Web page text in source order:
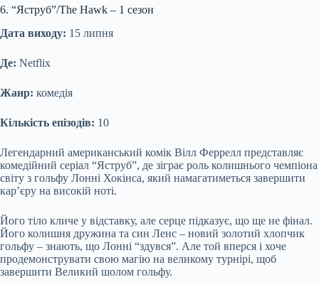
6. “Яструб”/The Hawk – 1 сезон
Дата виходу: 15 липня
Де: Netflix
Жанр: комедія
Кількість епізодів: 10
Легендарний американський комік Вілл Феррелл представляє
комедійний серіал “Яструб”, де зіграє роль колишнього чемпіона
світу з гольфу Лонні Хокінса, який намагатиметься завершити
кар’єру на високій ноті.
Його тіло кличе у відставку, але серце підказує, що ще не фінал.
Його колишня дружина та син Ленс – новий золотий хлопчик
гольфу – знають, що Лонні “здувся”. Але той вперся і хоче
продемонструвати свою магію на великому турнірі, щоб
завершити Великий шолом гольфу.